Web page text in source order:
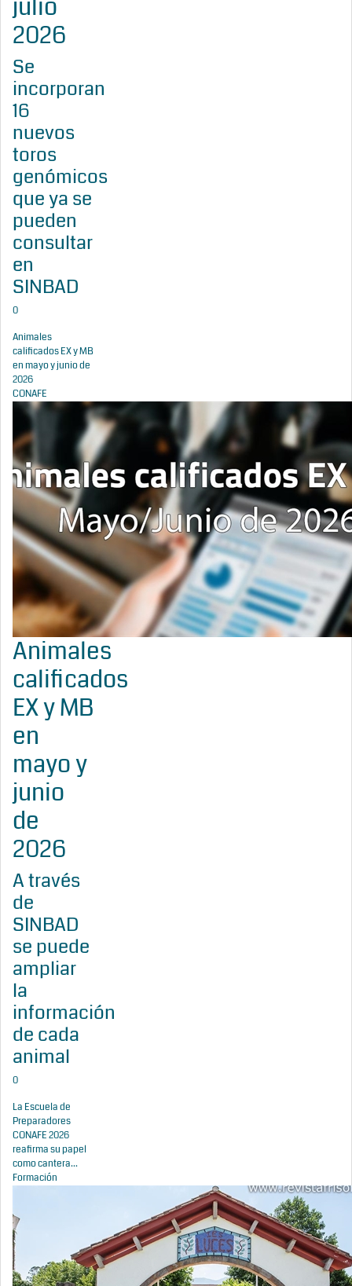
julio
2026
Se
incorporan
16
nuevos
toros
genómicos
que ya se
pueden
consultar
en
SINBAD
0
Animales
calificados EX y MB
en mayo y junio de
2026
CONAFE
Animales
calificados
EX y MB
en
mayo y
junio
de
2026
A través
de
SINBAD
se puede
ampliar
la
información
de cada
animal
0
La Escuela de
Preparadores
CONAFE 2026
reafirma su papel
como cantera...
Formación